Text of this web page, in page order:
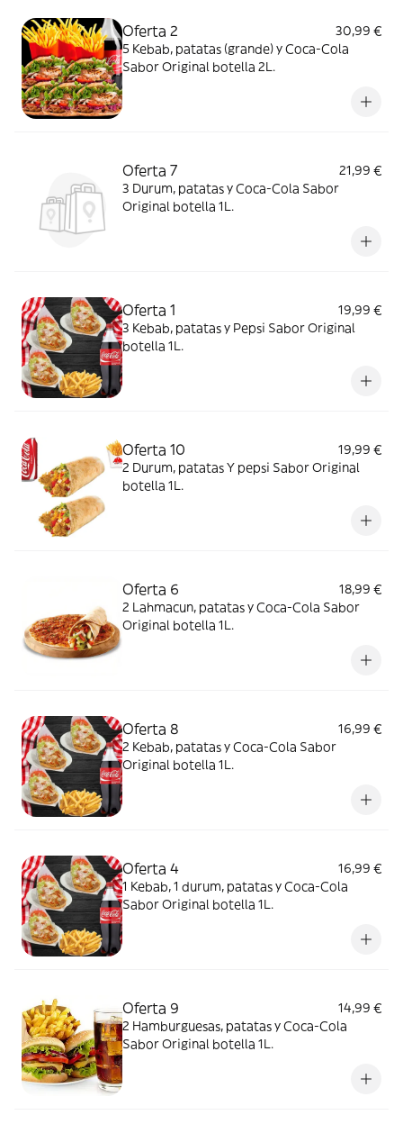
Oferta 2
30,99 €
5 Kebab, patatas (grande) y Coca-Cola
Sabor Original botella 2L.
Oferta 7
21,99 €
3 Durum, patatas y Coca-Cola Sabor
Original botella 1L.
Oferta 1
19,99 €
3 Kebab, patatas y Pepsi Sabor Original
botella 1L.
Oferta 10
19,99 €
2 Durum, patatas Y pepsi Sabor Original
botella 1L.
Oferta 6
18,99 €
2 Lahmacun, patatas y Coca-Cola Sabor
Original botella 1L.
Oferta 8
16,99 €
2 Kebab, patatas y Coca-Cola Sabor
Original botella 1L.
Oferta 4
16,99 €
1 Kebab, 1 durum, patatas y Coca-Cola
Sabor Original botella 1L.
Oferta 9
14,99 €
2 Hamburguesas, patatas y Coca-Cola
Sabor Original botella 1L.